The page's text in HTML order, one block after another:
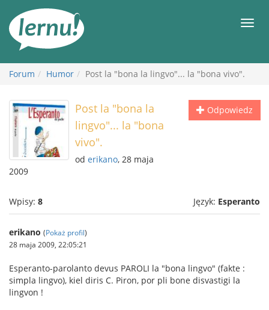
Forum Humor Post la "bona la lingvo"... la "bona vivo".
Odpowiedz
Post la "bona la
lingvo"... la "bona
vivo".
od erikano, 28 maja
2009
Wpisy: 8 Język: Esperanto
erikano (Pokaż profil)
28 maja 2009, 22:05:21
Esperanto-parolanto devus PAROLI la "bona lingvo" (fakte :
simpla lingvo), kiel diris C. Piron, por pli bone disvastigi la
lingvon !